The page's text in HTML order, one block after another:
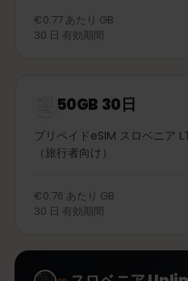
€0.77 あたり GB
30 日 有効期間
50GB 30日
プリペイドeSIM スロベニア
（旅行者向け）
€0.76 あたり GB
30 日 有効期間